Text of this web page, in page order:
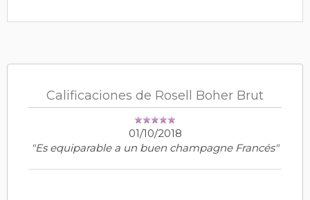
Calificaciones de Rosell Boher Brut
01/10/2018
"Es equiparable a un buen champagne Francés"